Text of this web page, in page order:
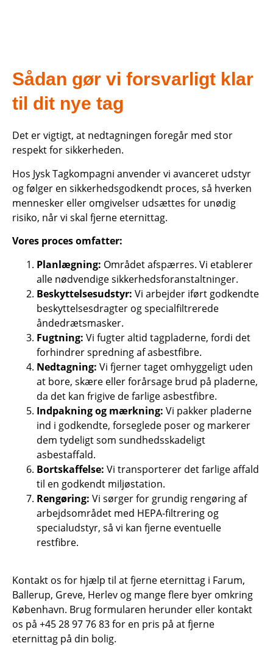
Sådan gør vi forsvarligt klar
til dit nye tag
Det er vigtigt, at nedtagningen foregår med stor
respekt for sikkerheden.
Hos Jysk Tagkompagni anvender vi avanceret udstyr
og følger en sikkerhedsgodkendt proces, så hverken
mennesker eller omgivelser udsættes for unødig
risiko, når vi skal fjerne eternittag.
Vores proces omfatter:
Planlægning: Området afspærres. Vi etablerer
alle nødvendige sikkerhedsforanstaltninger.
Beskyttelsesudstyr: Vi arbejder iført godkendte
beskyttelsesdragter og specialfiltrerede
åndedrætsmasker.
Fugtning: Vi fugter altid tagpladerne, fordi det
forhindrer spredning af asbestfibre.
Nedtagning: Vi fjerner taget omhyggeligt uden
at bore, skære eller forårsage brud på pladerne,
da det kan frigive de farlige asbestfibre.
Indpakning og mærkning: Vi pakker pladerne
ind i godkendte, forseglede poser og markerer
dem tydeligt som sundhedsskadeligt
asbestaffald.
Bortskaffelse: Vi transporterer det farlige affald
til en godkendt miljøstation.
Rengøring: Vi sørger for grundig rengøring af
arbejdsområdet med HEPA-filtrering og
specialudstyr, så vi kan fjerne eventuelle
restfibre.
Kontakt os for hjælp til at fjerne eternittag i Farum,
Ballerup, Greve, Herlev og mange flere byer omkring
København. Brug formularen herunder eller kontakt
os på +45 28 97 76 83 for en pris på at fjerne
eternittag på din bolig.